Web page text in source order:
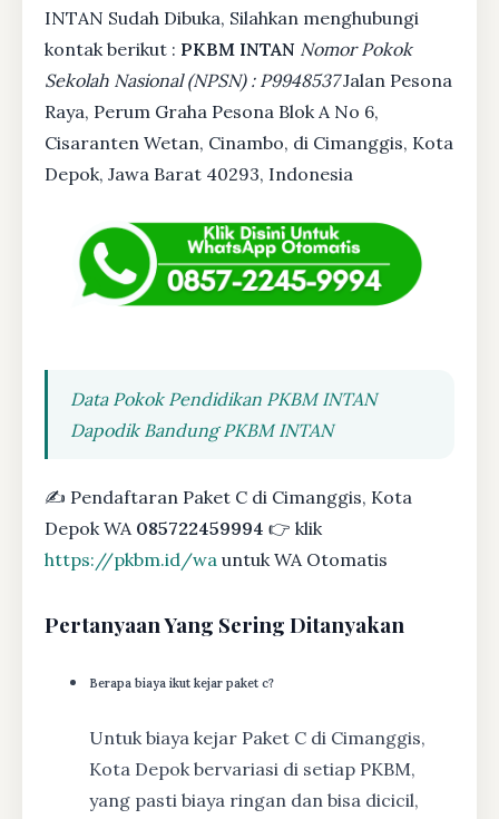
INTAN Sudah Dibuka, Silahkan menghubungi
kontak berikut : PKBM INTAN Nomor Pokok
Sekolah Nasional (NPSN) : P9948537Jalan Pesona
Raya, Perum Graha Pesona Blok A No 6,
Cisaranten Wetan, Cinambo, di Cimanggis, Kota
Depok, Jawa Barat 40293, Indonesia
Data Pokok Pendidikan PKBM INTAN
Dapodik Bandung PKBM INTAN
✍ Pendaftaran Paket C di Cimanggis, Kota
Depok WA 085722459994 👉 klik
https://pkbm.id/wa untuk WA Otomatis
Pertanyaan Yang Sering Ditanyakan
Berapa biaya ikut kejar paket c?
Untuk biaya kejar Paket C di Cimanggis,
Kota Depok bervariasi di setiap PKBM,
yang pasti biaya ringan dan bisa dicicil,